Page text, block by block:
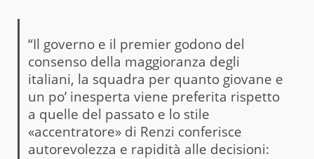
“Il governo e il premier godono del
consenso della maggioranza degli
italiani, la squadra per quanto giovane e
un po’ inesperta viene preferita rispetto
a quelle del passato e lo stile
«accentratore» di Renzi conferisce
autorevolezza e rapidità alle decisioni: